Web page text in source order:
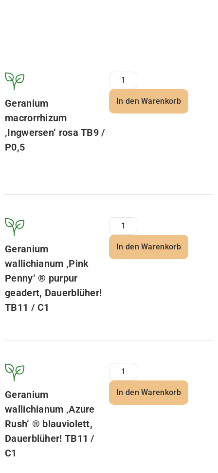
Geranium
macrorrhizum
‚Ingwersen‘ rosa TB9 /
P0,5
In den Warenkorb
Geranium
wallichianum ‚Pink
Penny‘ ® purpur
geadert, Dauerblüher!
TB11 / C1
In den Warenkorb
Geranium
wallichianum ‚Azure
Rush‘ ® blauviolett,
Dauerblüher! TB11 /
C1
In den Warenkorb